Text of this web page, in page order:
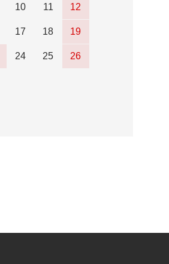
10 11 12
17 18 19
24 25 26